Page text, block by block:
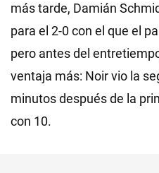
más tarde, Damián
para el 2-0 con el que el
pero antes del
ventaja más: Noir vio la
minutos después de la
con 10.